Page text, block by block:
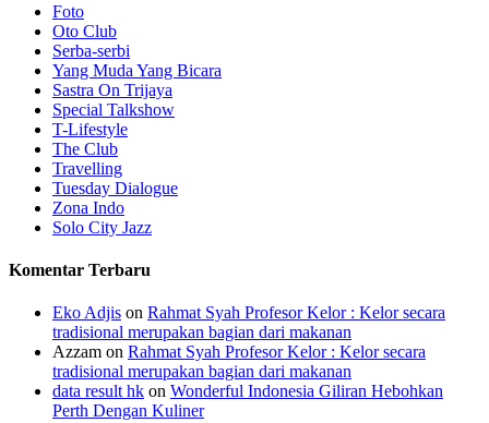
Foto
Oto Club
Serba-serbi
Yang Muda Yang Bicara
Sastra On Trijaya
Special Talkshow
T-Lifestyle
The Club
Travelling
Tuesday Dialogue
Zona Indo
Solo City Jazz
Komentar Terbaru
Eko Adjis on Rahmat Syah Profesor Kelor : Kelor secara
tradisional merupakan bagian dari makanan
Azzam on Rahmat Syah Profesor Kelor : Kelor secara
tradisional merupakan bagian dari makanan
data result hk on Wonderful Indonesia Giliran Hebohkan
Perth Dengan Kuliner